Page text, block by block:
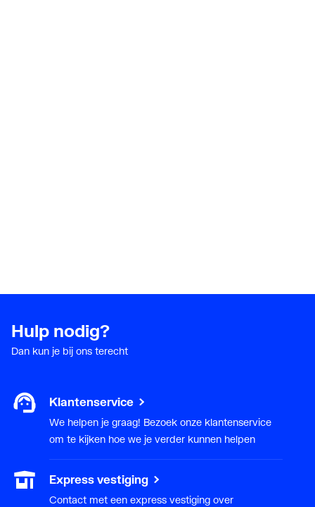
Hulp nodig?
Dan kun je bij ons terecht
Klantenservice
We helpen je graag! Bezoek onze klantenservice
om te kijken hoe we je verder kunnen helpen
Express vestiging
Contact met een express vestiging over